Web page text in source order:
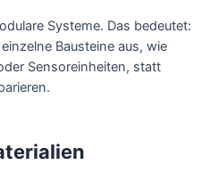
Systeme. Das bedeutet:
Bausteine aus, wie
Sensoreinheiten, statt